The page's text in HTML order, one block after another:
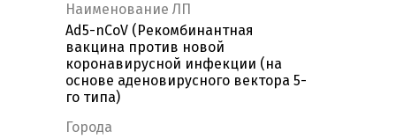
Наименование ЛП
Ad5-nCoV (Рекомбинантная
вакцина против новой
коронавирусной инфекции (на
основе аденовирусного вектора 5-
го типа)
Города